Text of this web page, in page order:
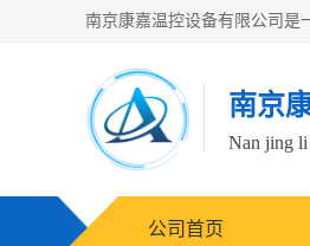
南京
Nan jing li
公司首页